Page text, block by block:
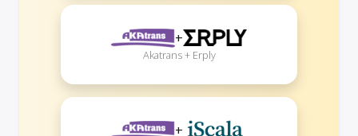
+
Akatrans + Erply
+